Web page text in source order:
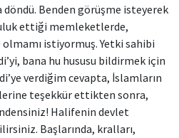
döndü. Benden görüşme isteyerek
ettiği memleketlerde,
istiyormuş. Yetki sahibi
bana hu hususu bildirmek için
verdiğim cevapta, İslamların
teşekkür ettikten sonra,
Halifenin devlet
Başlarında, kralları,